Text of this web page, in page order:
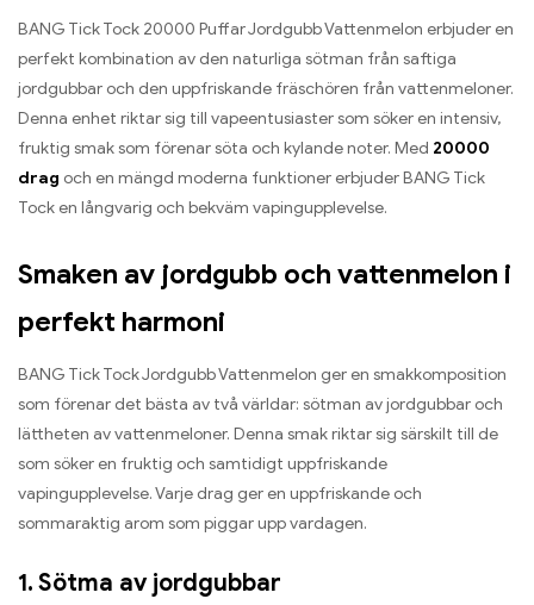
BANG Tick Tock 20000 Puffar Jordgubb Vattenmelon erbjuder en
perfekt kombination av den naturliga sötman från saftiga
jordgubbar och den uppfriskande fräschören från vattenmeloner.
Denna enhet riktar sig till vapeentusiaster som söker en intensiv,
fruktig smak som förenar söta och kylande noter. Med 20000
drag och en mängd moderna funktioner erbjuder BANG Tick
Tock en långvarig och bekväm vapingupplevelse.
Smaken av jordgubb och vattenmelon i
perfekt harmoni
BANG Tick Tock Jordgubb Vattenmelon ger en smakkomposition
som förenar det bästa av två världar: sötman av jordgubbar och
lättheten av vattenmeloner. Denna smak riktar sig särskilt till de
som söker en fruktig och samtidigt uppfriskande
vapingupplevelse. Varje drag ger en uppfriskande och
sommaraktig arom som piggar upp vardagen.
1. Sötma av jordgubbar